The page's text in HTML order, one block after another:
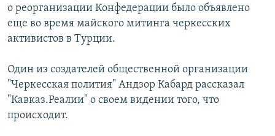
о реорганизации Конфедерации было объявлено
еще во время майского митинга черкесских
активистов в Турции.
Один из создателей общественной организации
"Черкесская полития" Андзор Кабард рассказал
"Кавказ.Реалии" о своем видении того, что
происходит.